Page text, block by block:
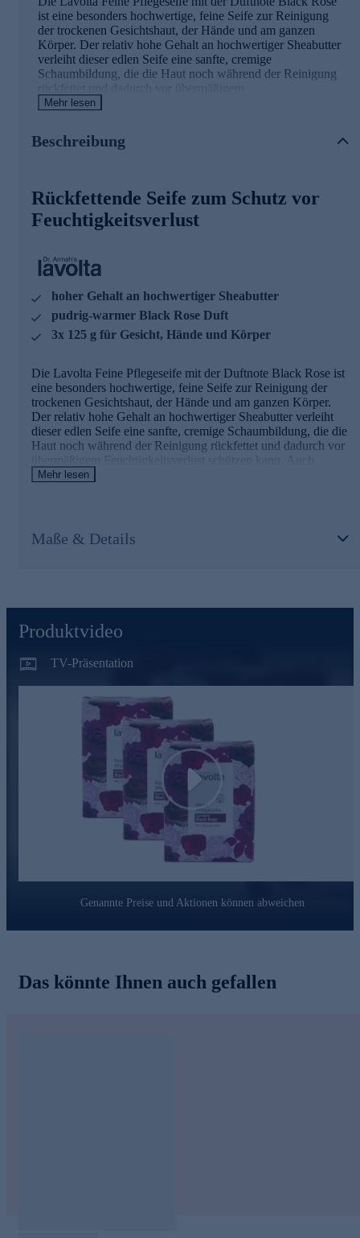
ist eine besonders hochwertige, feine Seife zur Reinigung
der trockenen Gesichtshaut, der Hände und am ganzen
Körper. Der relativ hohe Gehalt an hochwertiger Sheabutter
verleiht dieser edlen Seife eine sanfte, cremige
Schaumbildung, die die Haut noch während der Reinigung
rückfettet und dadurch vor übermäßigem
Feuchtigkeitsverlust schützen kann. Auch enthaltenes
sanft und umhüllt Hände und Körper mit dem
entspannenden, pudrig-warmen Black Rose Duft.
Trio gleich online für die Hautreinigung und -pflege
Mehr lesen
Beschreibung
Rückfettende Seife zum Schutz vor
Feuchtigkeitsverlust
hoher Gehalt an hochwertiger Sheabutter
pudrig-warmer Black Rose Duft
3x 125 g für Gesicht, Hände und Körper
Die Lavolta Feine Pflegeseife mit der Duftnote Black Rose ist
eine besonders hochwertige, feine Seife zur Reinigung der
trockenen Gesichtshaut, der Hände und am ganzen Körper.
Der relativ hohe Gehalt an hochwertiger Sheabutter verleiht
dieser edlen Seife eine sanfte, cremige Schaumbildung, die die
Haut noch während der Reinigung rückfettet und dadurch vor
übermäßigem Feuchtigkeitsverlust schützen kann. Auch
enthaltenes Glycerin und Sonnenblumenöl spenden wertvolle
verleiht ein Gefühl von purem Genuss. Sie reinigt die Haut
sanft und umhüllt Hände und Körper mit dem entspannenden,
bestellen.
Mehr lesen
Maße & Details
Produktvideo
TV-Präsentation
Play
Genannte Preise und Aktionen können abweichen
Das könnte Ihnen auch gefallen